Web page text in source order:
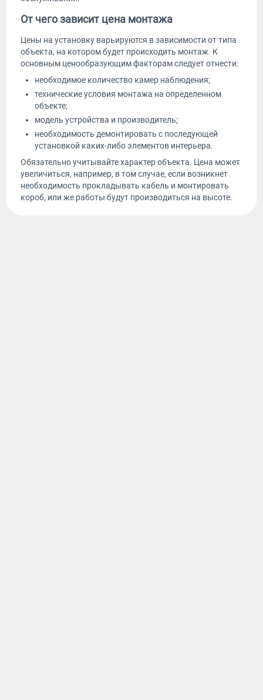
От чего зависит цена монтажа
Цены на установку варьируются в зависимости от типа
объекта, на котором будет происходить монтаж. К
основным ценообразующим факторам следует отнести:
необходимое количество камер наблюдения;
технические условия монтажа на определенном
объекте;
модель устройства и производитель;
необходимость демонтировать с последующей
установкой каких-либо элементов интерьера.
Обязательно учитывайте характер объекта. Цена может
увеличиться, например, в том случае, если возникнет
необходимость прокладывать кабель и монтировать
короб, или же работы будут производиться на высоте.